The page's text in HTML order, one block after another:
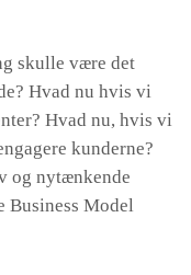
skulle være det
Hvad nu hvis vi
Hvad nu, hvis vi
kunderne?
og nytænkende
Business Model